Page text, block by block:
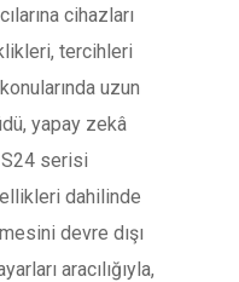
cihazları
tercihleri
uzun
yapay zekâ
S24 serisi
dahilinde
devre dışı
aracılığıyla,